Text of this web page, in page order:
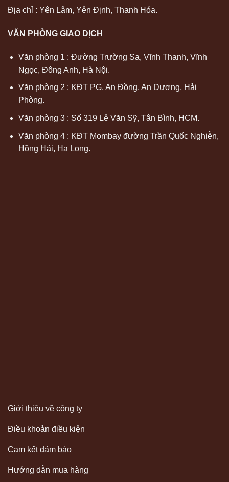
Địa chỉ : Yên Lâm, Yên Định, Thanh Hóa.
VĂN PHÒNG GIAO DỊCH
Văn phòng 1 : Đường Trường Sa, Vĩnh Thanh, Vĩnh
Ngọc, Đông Anh, Hà Nội.
Văn phòng 2 : KĐT PG, An Đồng, An Dương, Hải
Phòng.
Văn phòng 3 : Số 319 Lê Văn Sỹ, Tân Bình, HCM.
Văn phòng 4 : KĐT Mombay đường Trần Quốc Nghiễn,
Hồng Hải, Hạ Long.
Giới thiệu về công ty
Điều khoản điều kiện
Cam kết đảm bảo
Hướng dẫn mua hàng